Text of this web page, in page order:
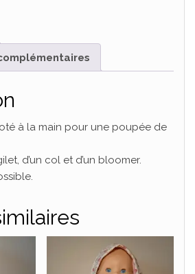
à la main pour une poupée de
d’un col et d’un bloomer.